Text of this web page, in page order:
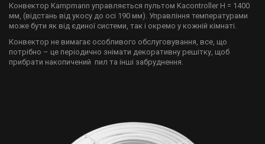
Конвектор Kampmann управляється пультом Kacontroller H = 1400
мм, (відстань від укосу до осі 190 мм). Управління температурами
може бути як від єдиної системи, так і окремо у кожній кімнаті.
Конвектор не вимагає особливого обслуговування, все, що
потрібно – це періодично знімати декоративну решітку, щоб
прибрати накопичений пил та інші забруднення.